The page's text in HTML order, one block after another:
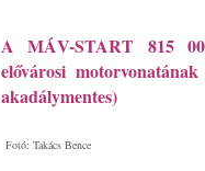
A MÁV-START 815
elővárosi
akadálymentes)
Fotó: Takács Bence